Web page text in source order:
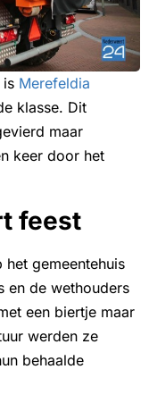
is Merefeldia
klasse. Dit
maar
keer door het
feest
gemeentehuis
en de wethouders
een biertje maar
werden ze
behaalde